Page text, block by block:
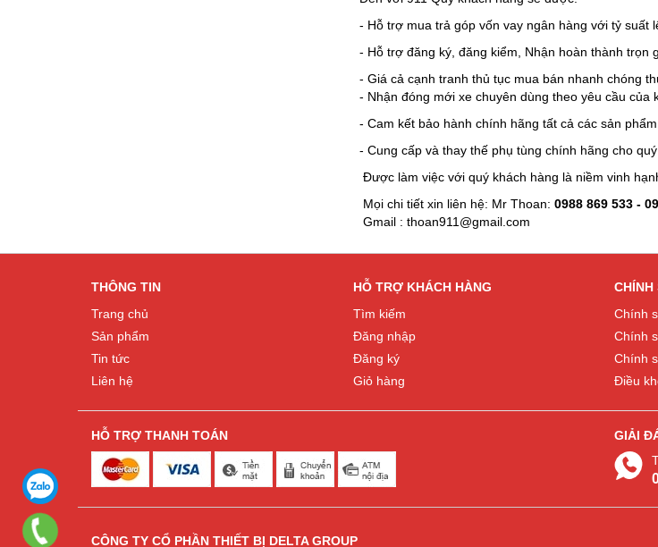
- Hỗ trợ mua trả góp vốn vay ngân hàng với tỷ suất
- Hỗ trợ đăng ký, đăng kiểm, Nhận hoàn thành trọn
- Giá cả cạnh tranh thủ tục mua bán nhanh chóng
- Nhận đóng mới xe chuyên dùng theo yêu cầu của
- Cam kết bảo hành chính hãng tất cả các sản
- Cung cấp và thay thế phụ tùng chính hãng cho quý
Được làm việc với quý khách hàng là niềm vinh
Mọi chi tiết xin liên hệ: Mr Thoan: 0988 869 533 -
Gmail : thoan911@gmail.com
THÔNG TIN
Trang chủ
Sản phẩm
Tin tức
Liên hệ
HỖ TRỢ KHÁCH HÀNG
Tìm kiếm
Đăng nhập
Đăng ký
Giỏ hàng
CHÍNH
Chính
Chính
Chính
Điều
HỖ TRỢ THANH TOÁN
GIẢI
CÔNG TY CỔ PHẦN THIẾT BỊ DELTA GROUP